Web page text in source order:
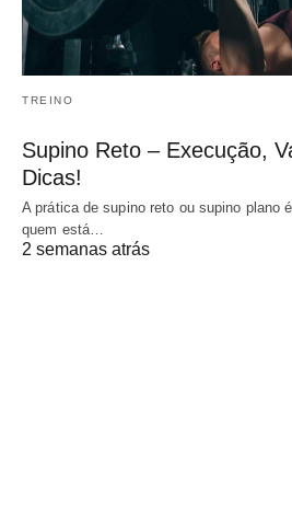
TREINO
Supino Reto – Execução,
Dicas!
A prática de supino reto ou supino plano
quem está…
2 semanas atrás